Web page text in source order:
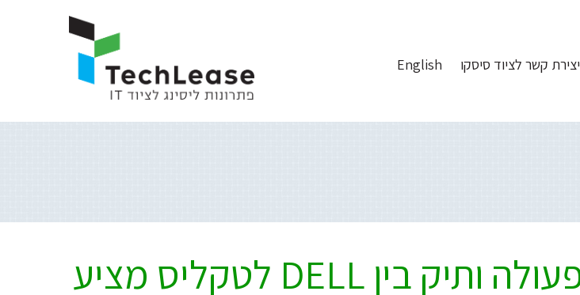
יצירת קשר לציוד סיסקו English
שיתוף פעולה ותיק בין DELL לטקליס מציע